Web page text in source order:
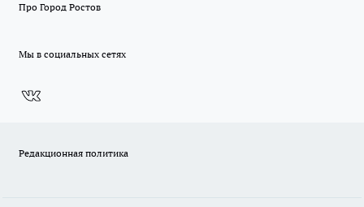
Про Город Ростов
Мы в социальных сетях
Редакционная политика